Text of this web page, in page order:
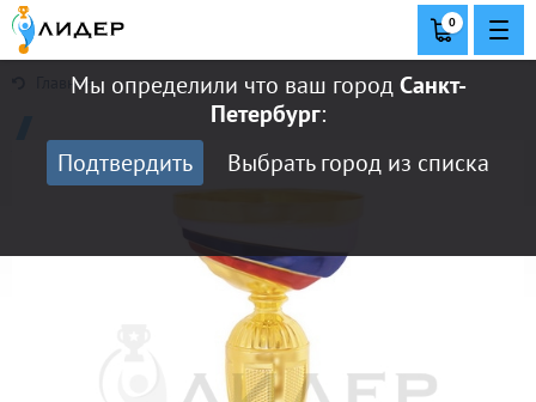
Мы определили что ваш городСанкт-
Петербург:
Подтвердить
Выбрать город из списка
0
Главная